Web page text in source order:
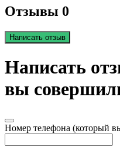
Отзывы 0
Написать отзыв
Написать
вы
Номер телефона (который